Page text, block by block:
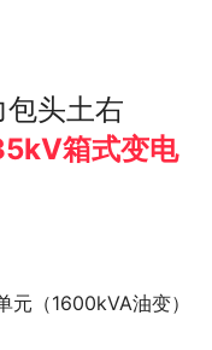
头土右
箱式变电
（1600kVA油变）